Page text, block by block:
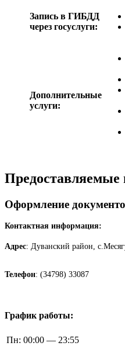
Запись в ГИБДД
через госуслуги:
Дополнительные
услуги:
Предоставляемые
Оформление
Контактная информация:
Адрес: Дуванский район,
Телефон: (34798) 33087
График работы:
Пн: 00:00 — 23:55